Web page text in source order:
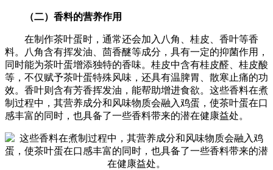
（二）香料的营养作用
在制作茶叶蛋时，通常还会加入八角、桂皮、香叶等香
料。八角含有挥发油、茴香醚等成分，具有一定的抑菌作用，
同时能为茶叶蛋增添独特的香味。桂皮中含有桂皮醛、桂皮酸
等，不仅赋予茶叶蛋特殊风味，还具有温脾胃、散寒止痛的功
效。香叶则含有芳香挥发油，能帮助增进食欲。这些香料在煮
制过程中，其营养成分和风味物质会融入鸡蛋，使茶叶蛋在口
感丰富的同时，也具备了一些香料带来的潜在健康益处。